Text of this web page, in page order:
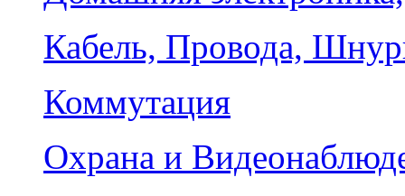
Кабель, Провода,
Коммутация
Охрана и